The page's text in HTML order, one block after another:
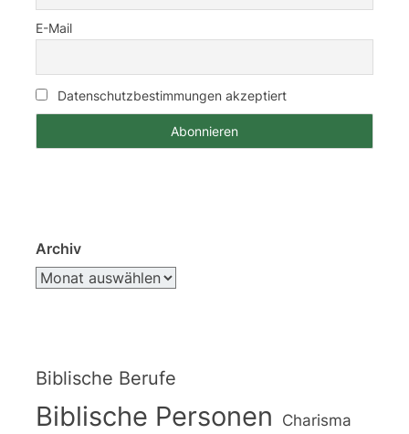
E-Mail
Datenschutzbestimmungen akzeptiert
Archiv
Biblische Berufe
Biblische Personen Charisma